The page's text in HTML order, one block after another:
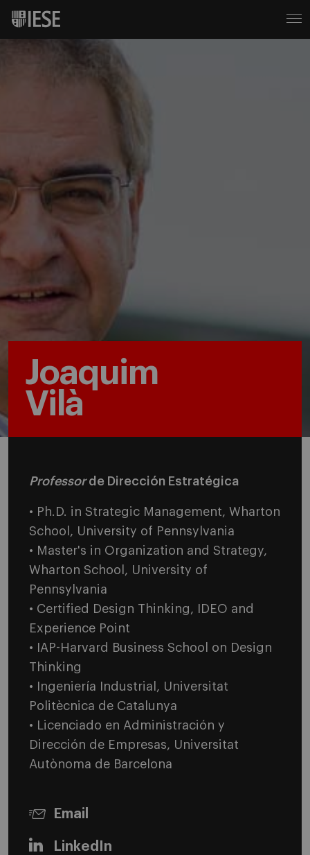
Joaquim
Vilà
Professorde Dirección Estratégica
• Ph.D. in Strategic Management, Wharton
School, University of Pennsylvania
• Master's in Organization and Strategy,
Wharton School, University of
Pennsylvania
• Certified Design Thinking, IDEO and
Experience Point
• IAP-Harvard Business School on Design
Thinking
• Ingeniería Industrial, Universitat
Politècnica de Catalunya
• Licenciado en Administración y
Dirección de Empresas, Universitat
Autònoma de Barcelona
Email
LinkedIn